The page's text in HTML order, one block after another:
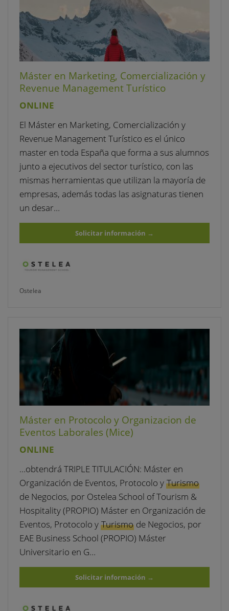
Máster en Marketing, Comercialización y
Revenue Management Turístico
ONLINE
El Máster en Marketing, Comercialización y
Revenue Management Turístico es el único
master en toda España que forma a sus alumnos
junto a ejecutivos del sector turístico, con las
mismas herramientas que utilizan la mayoría de
empresas, además todas las asignaturas tienen
un desar…
Solicitar información →
Ostelea
Máster en Protocolo y Organizacion de
Eventos Laborales (Mice)
ONLINE
…obtendrá TRIPLE TITULACIÓN: Máster en
Organización de Eventos, Protocolo y Turismo
de Negocios, por Ostelea School of Tourism &
Hospitality (PROPIO) Máster en Organización de
Eventos, Protocolo y Turismode Negocios, por
EAE Business School (PROPIO) Máster
Universitario en G…
Solicitar información →